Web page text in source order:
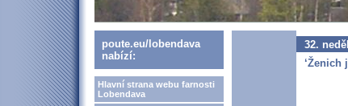
poute.eu/lobendava
nabízí:
Hlavní strana webu farnosti
Lobendava
32.
‘Ženich